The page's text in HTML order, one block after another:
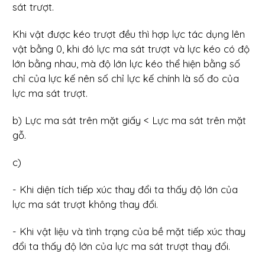
sát trượt.
Khi vật được kéo trượt đều thì hợp lực tác dụng lên
vật bằng 0, khi đó lực ma sát trượt và lực kéo có độ
lớn bằng nhau, mà độ lớn lực kéo thể hiện bằng số
chỉ của lực kế nên số chỉ lực kế chính là số đo của
lực ma sát trượt.
b) Lực ma sát trên mặt giấy < Lực ma sát trên mặt
gỗ.
c)
- Khi diện tích tiếp xúc thay đổi ta thấy độ lớn của
lực ma sát trượt không thay đổi.
- Khi vật liệu và tình trạng của bề mặt tiếp xúc thay
đổi ta thấy độ lớn của lực ma sát trượt thay đổi.